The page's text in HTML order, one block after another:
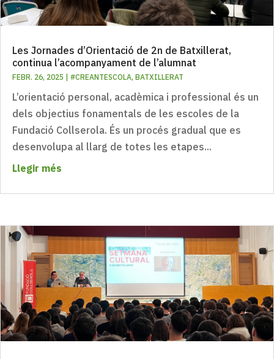
Les Jornades d’Orientació de 2n de Batxillerat,
continua l’acompanyament de l’alumnat
FEBR. 26, 2025 #CREANTESCOLA, BATXILLERAT
L’orientació personal, acadèmica i professional és un
dels objectius fonamentals de les escoles de la
Fundació Collserola. És un procés gradual que es
desenvolupa al llarg de totes les etapes...
Llegir més